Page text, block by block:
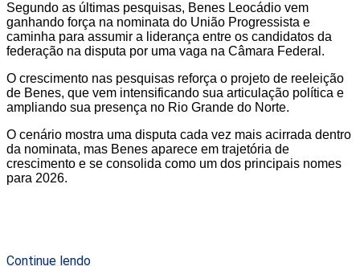
Segundo as últimas pesquisas, Benes Leocádio vem
ganhando força na nominata do União Progressista e
caminha para assumir a liderança entre os candidatos da
federação na disputa por uma vaga na Câmara Federal.
O crescimento nas pesquisas reforça o projeto de reeleição
de Benes, que vem intensificando sua articulação política e
ampliando sua presença no Rio Grande do Norte.
O cenário mostra uma disputa cada vez mais acirrada dentro
da nominata, mas Benes aparece em trajetória de
crescimento e se consolida como um dos principais nomes
para 2026.
Continue lendo